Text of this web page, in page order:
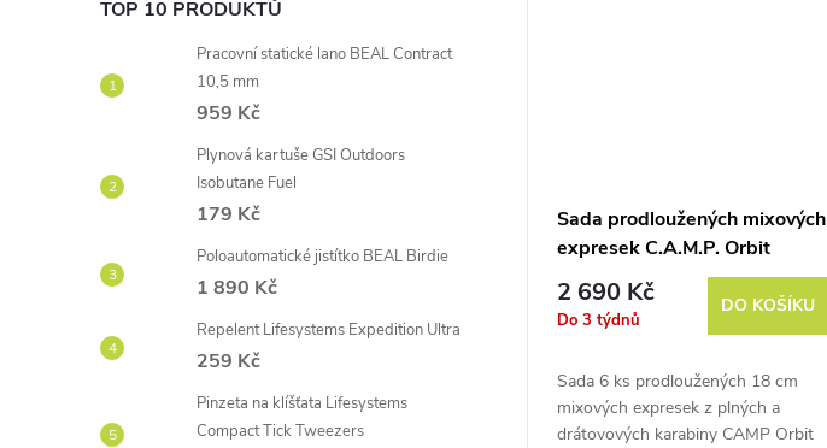
TOP 10 PRODUKTŮ
Pracovní statické lano BEAL Contract
10,5 mm
959 Kč
Plynová kartuše GSI Outdoors
Isobutane Fuel
179 Kč
Poloautomatické jistítko BEAL Birdie
1 890 Kč
Repelent Lifesystems Expedition Ultra
259 Kč
Pinzeta na klíšťata Lifesystems
Compact Tick Tweezers
Sada prodloužených mixových
expresek C.A.M.P. Orbit
Mixed Express KS 6 Pack 18
cm
2 690 Kč
Do 3 týdnů
DO KOŠÍKU
Sada 6 ks prodloužených 18 cm
mixových expresek z plných a
drátovových karabiny CAMP Orbit